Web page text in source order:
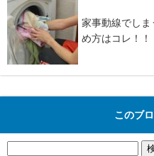
家事動線でし
め方はコレ！！
このブ